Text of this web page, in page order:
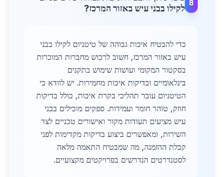
8
לקילו בבני עיש באזור המרכז?
כדי להבטיח איכות גבוהה של טיטניום לקילו בבני
עיש באזור המרכז, חשוב לרכוש מחברות המוכרות
בסקטור המקומי ועושות שימוש בתקנים
בינלאומיים ובדיקות איכות מחמירות. יש לוודא כי
הטיטניום עובר תהליכי בקרת איכות, כולל בדיקות
חוזק, טוהר חומר ועמידות. ספקים מובילים בבני
עיש מציעים תעודות מקור ואישורים טכניים לצד
השירות, ומאפשרים ביצוע בדיקות מקדימות לפני
קבלת ההזמנה, מה שמבטיח התאמה מלאה
לסטנדרטים הנדרשים בפרויקטים מקצועיים.